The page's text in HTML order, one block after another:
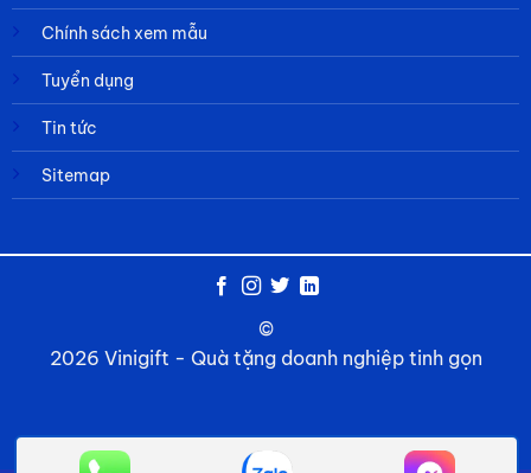
Chính sách xem mẫu
Tuyển dụng
Tin tức
Sitemap
©
2026 Vinigift - Quà tặng doanh nghiệp tinh gọn